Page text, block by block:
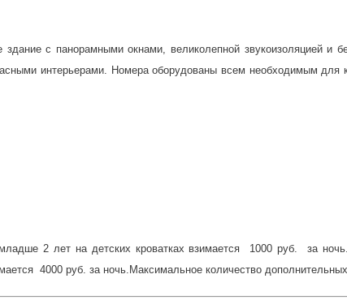
здание с панорамными окнами, великолепной звукоизоляцией
интерьерами. Номера оборудованы всем необходимым для
2 лет на детских кроватках взимается 1000 руб. за
4000 руб. за ночь.Максимальное количество